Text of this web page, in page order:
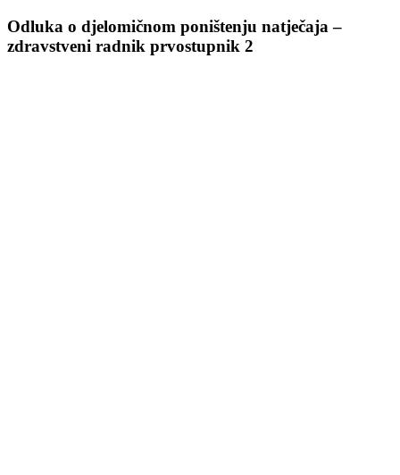
Odluka o djelomičnom poništenju natječaja –
zdravstveni radnik prvostupnik 2